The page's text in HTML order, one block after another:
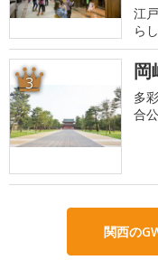
江
ら
3 岡
多
合
関西の